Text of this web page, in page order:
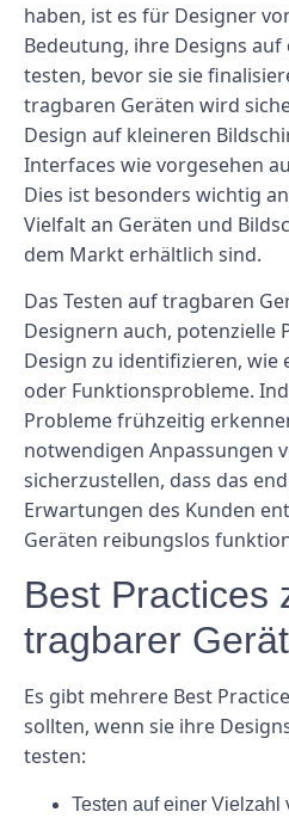
haben, ist es für Designer
Bedeutung, ihre Designs auf
testen, bevor sie sie
tragbaren Geräten wird
Design auf kleineren
Interfaces wie vorgesehen
Dies ist besonders wichtig
Vielfalt an Geräten und
dem Markt erhältlich sind.
Das Testen auf tragbaren
Designern auch, potenzielle
Design zu identifizieren, wie
oder Funktionsprobleme.
Probleme frühzeitig
notwendigen Anpassungen
sicherzustellen, dass das
Erwartungen des Kunden
Geräten reibungslos
Best Practices
tragbarer
Es gibt mehrere Best
sollten, wenn sie ihre
testen:
Testen auf einer Vielzahl